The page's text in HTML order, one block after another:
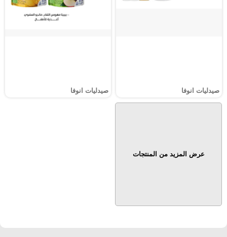
صيدليات انوفا صيدليات انوفا
عرض المزيد من المنتجات